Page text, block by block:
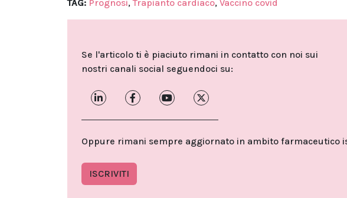
TAG: Prognosi,Trapianto cardiaco, Vaccino covid
Se l'articolo ti è piaciuto rimani in contatto con noi sui
nostri canali social seguendoci su:
Oppure rimani sempre aggiornato in ambito farmaceutico
ISCRIVITI